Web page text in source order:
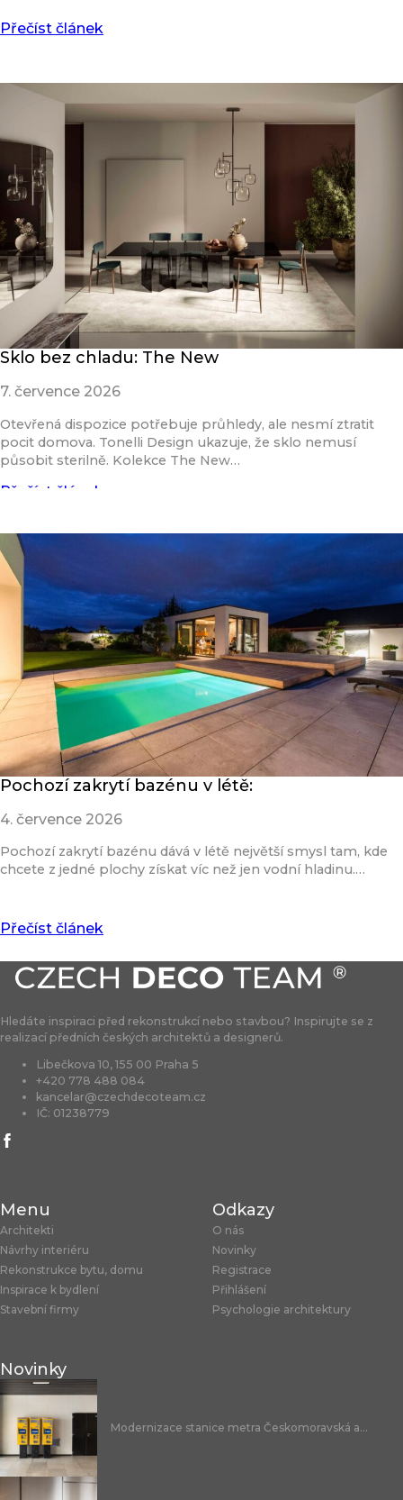
Přečíst článek
Sklo bez chladu: The New
7. července 2026
Otevřená dispozice potřebuje průhledy, ale nesmí ztratit
pocit domova. Tonelli Design ukazuje, že sklo nemusí
působit sterilně. Kolekce The New…
Přečíst článek
Pochozí zakrytí bazénu v létě:
4. července 2026
Pochozí zakrytí bazénu dává v létě největší smysl tam, kde
chcete z jedné plochy získat víc než jen vodní hladinu.…
Přečíst článek
Hledáte inspiraci před rekonstrukcí nebo stavbou? Inspirujte se z
realizací předních českých architektů a designerů.
Libečkova 10, 155 00 Praha 5
+420 778 488 084
kancelar@czechdecoteam.cz
IČ: 01238779
Menu
Architekti
Návrhy interiéru
Rekonstrukce bytu, domu
Inspirace k bydlení
Stavební firmy
Odkazy
O nás
Novinky
Registrace
Přihlášení
Psychologie architektury
Novinky
Modernizace stanice metra Českomoravská a...